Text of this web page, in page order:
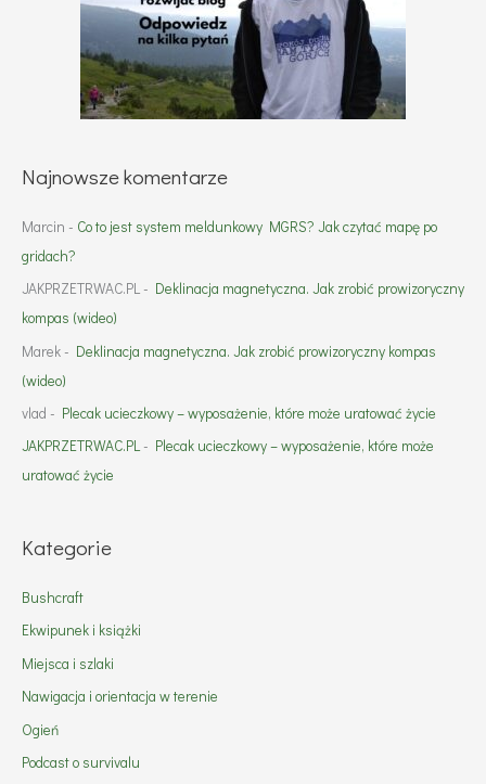
Najnowsze komentarze
Marcin - Co to jest system meldunkowy MGRS? Jak czytać mapę po
gridach?
JAKPRZETRWAC.PL - Deklinacja magnetyczna. Jak zrobić prowizoryczny
kompas (wideo)
Marek - Deklinacja magnetyczna. Jak zrobić prowizoryczny kompas
(wideo)
vlad - Plecak ucieczkowy – wyposażenie, które może uratować życie
JAKPRZETRWAC.PL- Plecak ucieczkowy – wyposażenie, które może
uratować życie
Kategorie
Bushcraft
Ekwipunek i książki
Miejsca i szlaki
Nawigacja i orientacja w terenie
Ogień
Podcast o survivalu